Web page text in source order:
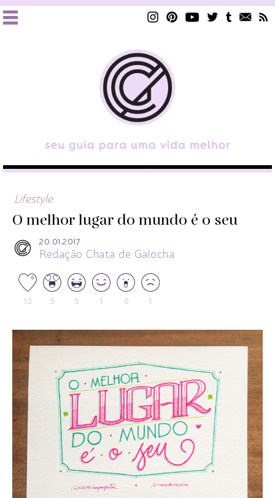
Lifestyle
O melhor lugar do mundo é o seu
20.01.2017
Redação Chata de Galocha
12 5 5 1 0 1